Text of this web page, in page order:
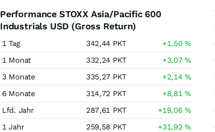
Performance STOXX Asia/Pacific 600
Industrials USD (Gross Return)
1 Tag 342,44 PKT +1,50%
1 Monat
332,24 PKT +3,07%
3 Monate
335,27 PKT +2,14%
6 Monate
314,72 PKT +8,81%
Lfd. Jahr
287,61 PKT +19,06%
1 Jahr
259,58 PKT +31,92%